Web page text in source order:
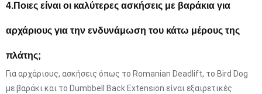
4.Ποιες είναι οι καλύτερες ασκήσεις με βαράκια για
αρχάριους για την ενδυνάμωση του κάτω μέρους της
πλάτης;
Για αρχάριους, ασκήσεις όπως το Romanian Deadlift, το Bird Dog
με βαράκι και το Dumbbell Back Extension είναι εξαιρετικές